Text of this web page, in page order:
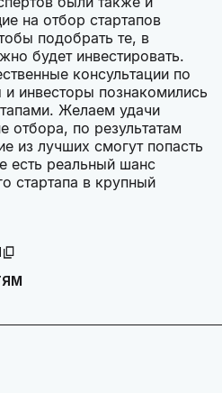
на отбор стартапов
подобрать те, в
будет инвестировать.
консультации по
инвесторы познакомились
Желаем удачи
отбора, по результатам
из лучших смогут попасть
есть реальный шанс
стартапа в крупный